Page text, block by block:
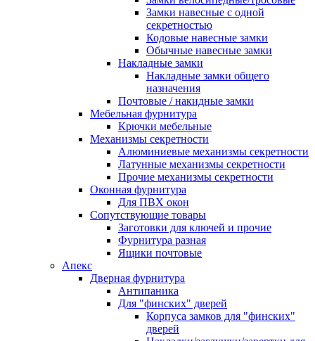
Замки навесные с одной
секретностью
Кодовые навесные замки
Обычные навесные замки
Накладные замки
Накладные замки общего
назначения
Почтовые / накидные замки
Мебельная фурнитура
Крючки мебельные
Механизмы секретности
Алюминиевые механизмы секретности
Латунные механизмы секретности
Прочие механизмы секретности
Оконная фурнитура
Для ПВХ окон
Сопутствующие товары
Заготовки для ключей и прочие
Фурнитура разная
Ящики почтовые
Апекс
Дверная фурнитура
Антипаника
Для "финских" дверей
Корпуса замков для "финских"
дверей